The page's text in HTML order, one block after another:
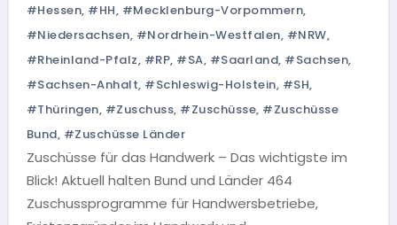
#Hessen, #HH, #Mecklenburg-Vorpommern,
#Niedersachsen, #Nordrhein-Westfalen, #NRW,
#Rheinland-Pfalz, #RP, #SA, #Saarland, #Sachsen,
#Sachsen-Anhalt, #Schleswig-Holstein, #SH,
#Thüringen, #Zuschuss, #Zuschüsse, #Zuschüsse
Bund, #Zuschüsse Länder
Zuschüsse für das Handwerk – Das wichtigste im
Blick! Aktuell halten Bund und Länder 464
Zuschussprogramme für Handwersbetriebe,